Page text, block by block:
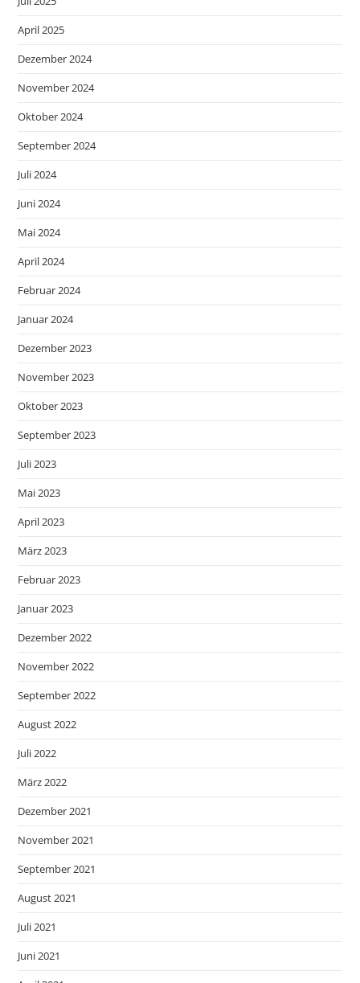
April 2025
Dezember 2024
November 2024
Oktober 2024
September 2024
Juli 2024
Juni 2024
Mai 2024
April 2024
Februar 2024
Januar 2024
Dezember 2023
November 2023
Oktober 2023
September 2023
Juli 2023
Mai 2023
April 2023
März 2023
Februar 2023
Januar 2023
Dezember 2022
November 2022
September 2022
August 2022
Juli 2022
März 2022
Dezember 2021
November 2021
September 2021
August 2021
Juli 2021
Juni 2021